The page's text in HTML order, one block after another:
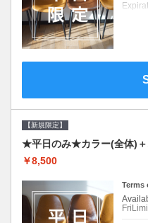
新規
平日
提案
【新規限定】
★平日のみ★カラー(全体)＋
￥8,500
Terms